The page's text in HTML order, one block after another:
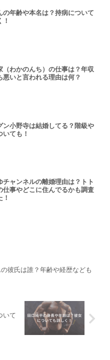
の年齢や本名は？持病について
！
（わかのんち）の仕事は？年収
悪いと言われる理由は何？
ン小野寺は結婚してる？階級や
いても！
チャンネルの離婚理由は？トト
仕事やどこに住んでるかも調査
！
彼氏は誰？年齢や経歴なども
いて